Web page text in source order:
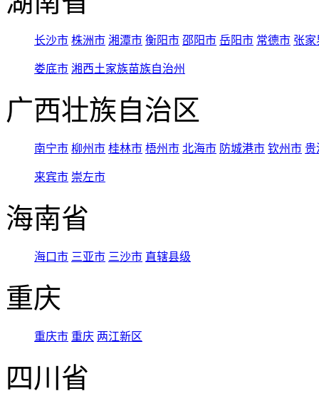
长沙市 株洲市 湘潭市 衡阳市 邵阳市 岳阳市 常德市 张家
娄底市 湘西土家族苗族自治州
广西壮族自治区
南宁市 柳州市 桂林市 梧州市 北海市 防城港市 钦州市 贵
来宾市 崇左市
海南省
海口市 三亚市 三沙市 直辖县级
重庆
重庆市 重庆 两江新区
四川省